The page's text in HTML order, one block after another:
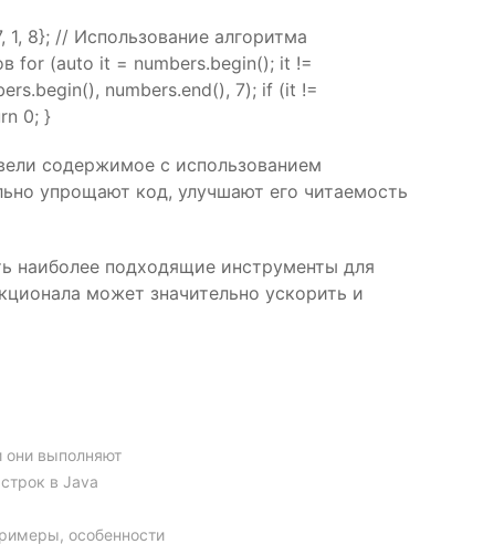
8}; // Использование алгоритма
for (auto it = numbers.begin(); it !=
numbers.end(), 7); if (it !=
0; }
содержимое с использованием
упрощают код, улучшают его читаемость
наиболее подходящие инструменты для
может значительно ускорить и
они выполняют
в Java
особенности